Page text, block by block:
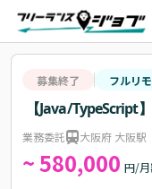
募集終了 フルリ
【Java/TypeScript
業務委託 大阪府 大阪駅
~ 580,000 円/